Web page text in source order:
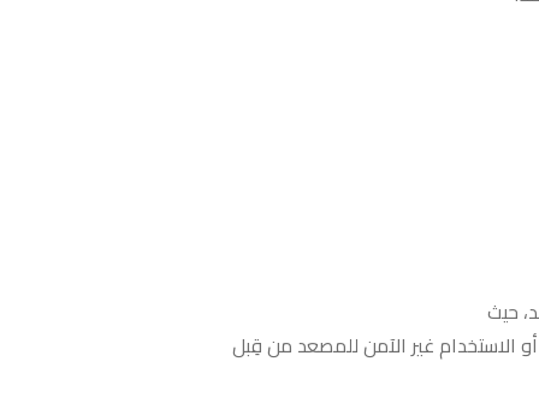
حيث
الاستخدام غير الآمن للمصعد من قِبل